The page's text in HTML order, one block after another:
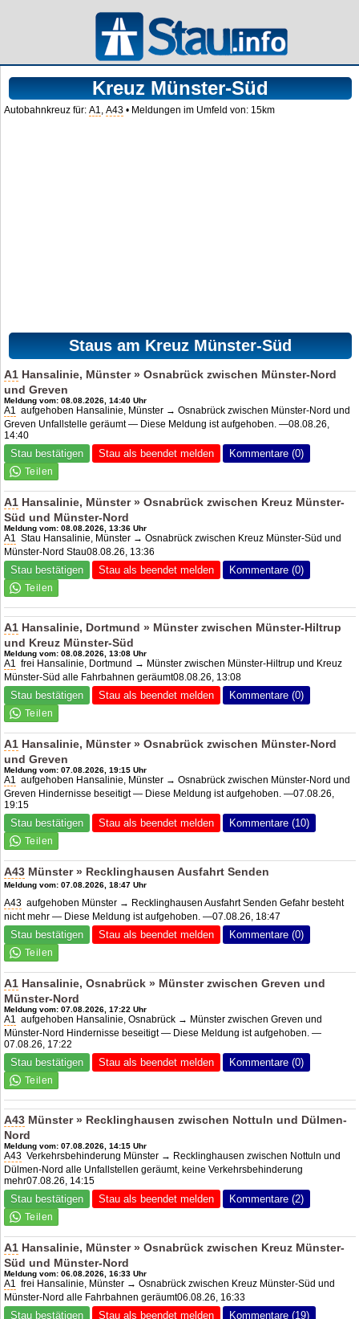
Kreuz Münster-Süd
Autobahnkreuz für:A1,A43 • Meldungen im Umfeld von: 15km
Staus am Kreuz Münster-Süd
A1 Hansalinie, Münster » Osnabrück zwischen Münster-Nord
und Greven
Meldung vom: 08.08.2026, 14:40 Uhr
A1 aufgehoben Hansalinie, Münster → Osnabrück zwischen Münster-Nord und
Greven Unfallstelle geräumt — Diese Meldung ist aufgehoben. —08.08.26,
14:40
Stau bestätigen Stau als beendet melden Kommentare (0)
A1 Hansalinie, Münster » Osnabrück zwischen Kreuz Münster-
Süd und Münster-Nord
Meldung vom: 08.08.2026, 13:36 Uhr
A1 Stau Hansalinie, Münster → Osnabrück zwischen Kreuz Münster-Süd und
Münster-Nord Stau08.08.26, 13:36
Stau bestätigen Stau als beendet melden Kommentare (0)
A1 Hansalinie, Dortmund » Münster zwischen Münster-Hiltrup
und Kreuz Münster-Süd
Meldung vom: 08.08.2026, 13:08 Uhr
A1 frei Hansalinie, Dortmund → Münster zwischen Münster-Hiltrup und Kreuz
Münster-Süd alle Fahrbahnen geräumt08.08.26, 13:08
Stau bestätigen Stau als beendet melden Kommentare (0)
A1 Hansalinie, Münster » Osnabrück zwischen Münster-Nord
und Greven
Meldung vom: 07.08.2026, 19:15 Uhr
A1 aufgehoben Hansalinie, Münster → Osnabrück zwischen Münster-Nord und
Greven Hindernisse beseitigt — Diese Meldung ist aufgehoben. —07.08.26,
19:15
Stau bestätigen Stau als beendet melden Kommentare (10)
A43 Münster » Recklinghausen Ausfahrt Senden
Meldung vom: 07.08.2026, 18:47 Uhr
A43 aufgehoben Münster → Recklinghausen Ausfahrt Senden Gefahr besteht
nicht mehr — Diese Meldung ist aufgehoben. —07.08.26, 18:47
Stau bestätigen Stau als beendet melden Kommentare (0)
A1 Hansalinie, Osnabrück » Münster zwischen Greven und
Münster-Nord
Meldung vom: 07.08.2026, 17:22 Uhr
A1 aufgehoben Hansalinie, Osnabrück → Münster zwischen Greven und
Münster-Nord Hindernisse beseitigt — Diese Meldung ist aufgehoben. —
07.08.26, 17:22
Stau bestätigen Stau als beendet melden Kommentare (0)
A43 Münster » Recklinghausen zwischen Nottuln und Dülmen-
Nord
Meldung vom: 07.08.2026, 14:15 Uhr
A43 Verkehrsbehinderung Münster → Recklinghausen zwischen Nottuln und
Dülmen-Nord alle Unfallstellen geräumt, keine Verkehrsbehinderung
mehr07.08.26, 14:15
Stau bestätigen Stau als beendet melden Kommentare (2)
A1 Hansalinie, Münster » Osnabrück zwischen Kreuz Münster-
Süd und Münster-Nord
Meldung vom: 06.08.2026, 16:33 Uhr
A1 frei Hansalinie, Münster → Osnabrück zwischen Kreuz Münster-Süd und
Münster-Nord alle Fahrbahnen geräumt06.08.26, 16:33
Stau bestätigen Stau als beendet melden Kommentare (19)